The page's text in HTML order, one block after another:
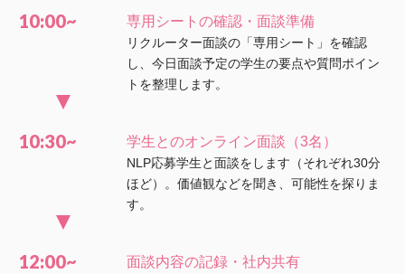
10:00~ 専用シートの確認・面談準備
リクルーター面談の「専用シート」を確認
し、今日面談予定の学生の要点や質問ポイン
トを整理します。
10:30~ 学生とのオンライン面談（3名）
NLP応募学生と面談をします（それぞれ30分
ほど）。価値観などを聞き、可能性を探りま
す。
12:00~ 面談内容の記録・社内共有